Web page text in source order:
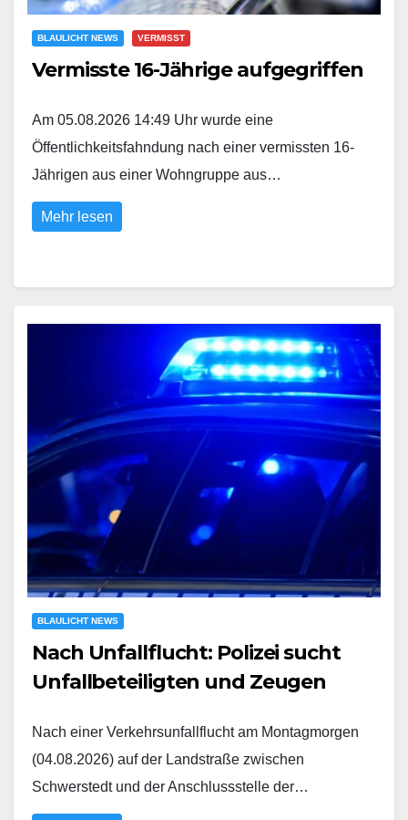
BLAULICHT NEWS VERMISST
Vermisste 16-Jährige aufgegriffen
Am 05.08.2026 14:49 Uhr wurde eine
Öffentlichkeitsfahndung nach einer vermissten 16-
Jährigen aus einer Wohngruppe aus…
Mehr lesen
BLAULICHT NEWS
Nach Unfallflucht: Polizei sucht
Unfallbeteiligten und Zeugen
Nach einer Verkehrsunfallflucht am Montagmorgen
(04.08.2026) auf der Landstraße zwischen
Schwerstedt und der Anschlussstelle der…